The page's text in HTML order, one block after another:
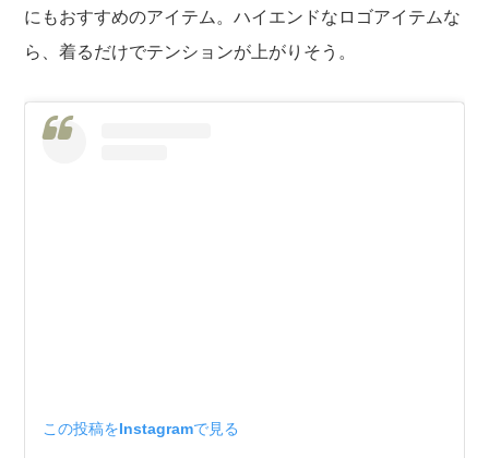
にもおすすめのアイテム。ハイエンドなロゴアイテムな
ら、着るだけでテンションが上がりそう。
この投稿をInstagramで見る